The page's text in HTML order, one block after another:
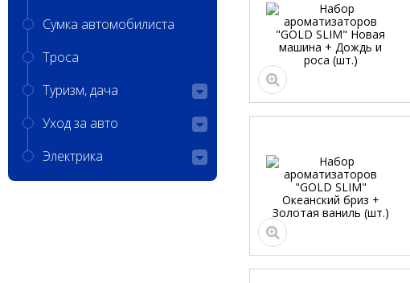
Сумка автомобилиста
Троса
Туризм, дача
Уход за авто
Электрика